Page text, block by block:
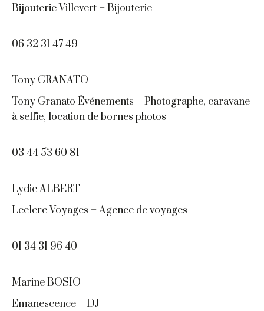
Bijouterie Villevert – Bijouterie
06 32 31 47 49
Tony GRANATO
Tony Granato Événements – Photographe, caravane
à selfie, location de bornes photos
03 44 53 60 81
Lydie ALBERT
Leclerc Voyages – Agence de voyages
01 34 31 96 40
Marine BOSIO
Emanescence – DJ